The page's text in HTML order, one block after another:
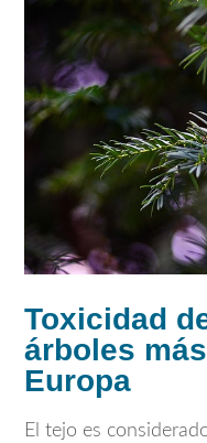
Toxicidad
árboles
Europa
El tejo es